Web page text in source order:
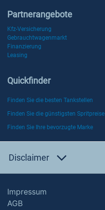
Partnerangebote
Kfz-Versicherung
Gebrauchtwagenmarkt
Finanzierung
Leasing
Quickfinder
Finden Sie die besten Tankstellen
Finden Sie die günstigsten Spritpreise
Finden Sie Ihre bevorzugte Marke
Disclaimer
Impressum
AGB